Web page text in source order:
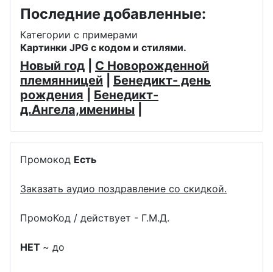
Последние добавленные:
Категории с примерами
Картинки JPG с кодом и стилями.
Новый год
С Новорожденной
племянницей
Бенедикт- день
рождения
Бенедикт-
д.Ангела,именины
Промокод Есть
Заказать аудио поздравление со скидкой.
ПромоКод / действует - Г.М.Д.
НЕТ ~ до